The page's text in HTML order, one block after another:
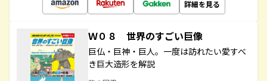
詳細を見る
Ｗ０８ 世界のすごい巨像
巨仏・巨神・巨人。一度は訪れたい愛すべ
き巨大造形を解説